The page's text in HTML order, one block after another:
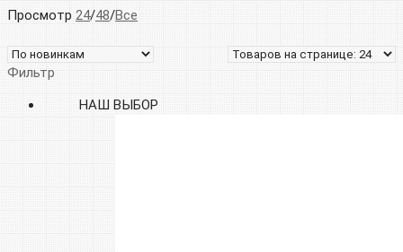
Просмотр 24/48/Все
Фильтр
НАШ ВЫБОР